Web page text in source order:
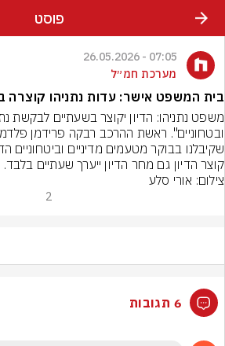
פוסט
07:05 - 26.05.2026
מערכת חמ״ל
בית המשפט אישר: עדות נתניהו קוצרה
קוצר הדיון גם מחר הדיון ייערך שעתיים בלבד.
צילום: אורי סלע
2
6 תגובות